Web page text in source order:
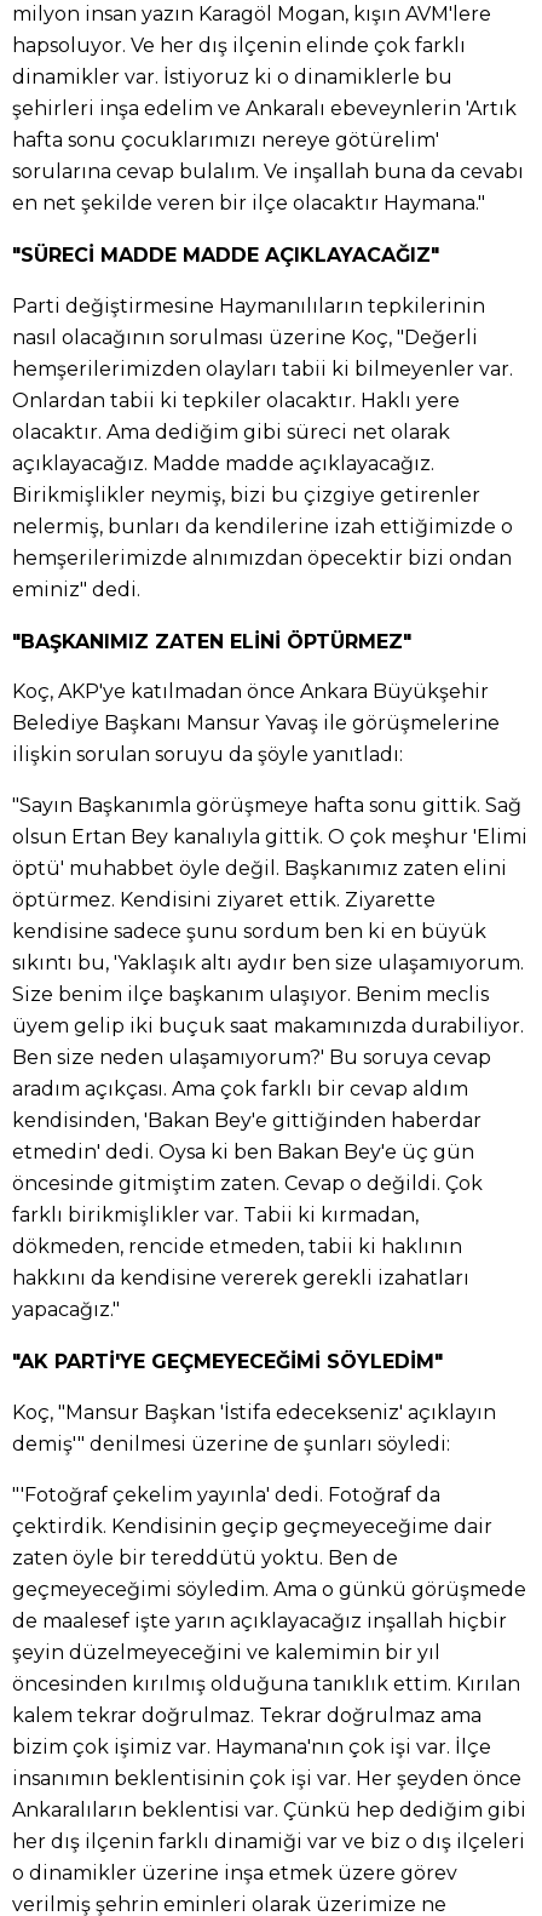
milyon insan yazın Karagöl Mogan, kışın AVM'lere
hapsoluyor. Ve her dış ilçenin elinde çok farklı
dinamikler var. İstiyoruz ki o dinamiklerle bu
şehirleri inşa edelim ve Ankaralı ebeveynlerin 'Artık
hafta sonu çocuklarımızı nereye götürelim'
sorularına cevap bulalım. Ve inşallah buna da cevabı
en net şekilde veren bir ilçe olacaktır Haymana."
"SÜRECİ MADDE MADDE AÇIKLAYACAĞIZ"
Parti değiştirmesine Haymanılıların tepkilerinin
nasıl olacağının sorulması üzerine Koç, "Değerli
hemşerilerimizden olayları tabii ki bilmeyenler var.
Onlardan tabii ki tepkiler olacaktır. Haklı yere
olacaktır. Ama dediğim gibi süreci net olarak
açıklayacağız. Madde madde açıklayacağız.
Birikmişlikler neymiş, bizi bu çizgiye getirenler
nelermiş, bunları da kendilerine izah ettiğimizde o
hemşerilerimizde alnımızdan öpecektir bizi ondan
eminiz" dedi.
"BAŞKANIMIZ ZATEN ELİNİ ÖPTÜRMEZ"
Koç, AKP'ye katılmadan önce Ankara Büyükşehir
Belediye Başkanı Mansur Yavaş ile görüşmelerine
ilişkin sorulan soruyu da şöyle yanıtladı:
"Sayın Başkanımla görüşmeye hafta sonu gittik. Sağ
olsun Ertan Bey kanalıyla gittik. O çok meşhur 'Elimi
öptü' muhabbet öyle değil. Başkanımız zaten elini
öptürmez. Kendisini ziyaret ettik. Ziyarette
kendisine sadece şunu sordum ben ki en büyük
sıkıntı bu, 'Yaklaşık altı aydır ben size ulaşamıyorum.
Size benim ilçe başkanım ulaşıyor. Benim meclis
üyem gelip iki buçuk saat makamınızda durabiliyor.
Ben size neden ulaşamıyorum?' Bu soruya cevap
aradım açıkçası. Ama çok farklı bir cevap aldım
kendisinden, 'Bakan Bey'e gittiğinden haberdar
etmedin' dedi. Oysa ki ben Bakan Bey'e üç gün
öncesinde gitmiştim zaten. Cevap o değildi. Çok
farklı birikmişlikler var. Tabii ki kırmadan,
dökmeden, rencide etmeden, tabii ki haklının
hakkını da kendisine vererek gerekli izahatları
yapacağız."
"AK PARTİ'YE GEÇMEYECEĞİMİ SÖYLEDİM"
Koç, "Mansur Başkan 'İstifa edecekseniz' açıklayın
demiş'" denilmesi üzerine de şunları söyledi:
"'Fotoğraf çekelim yayınla' dedi. Fotoğraf da
çektirdik. Kendisinin geçip geçmeyeceğime dair
zaten öyle bir tereddütü yoktu. Ben de
geçmeyeceğimi söyledim. Ama o günkü görüşmede
de maalesef işte yarın açıklayacağız inşallah hiçbir
şeyin düzelmeyeceğini ve kalemimin bir yıl
öncesinden kırılmış olduğuna tanıklık ettim. Kırılan
kalem tekrar doğrulmaz. Tekrar doğrulmaz ama
bizim çok işimiz var. Haymana'nın çok işi var. İlçe
insanımın beklentisinin çok işi var. Her şeyden önce
Ankaralıların beklentisi var. Çünkü hep dediğim gibi
her dış ilçenin farklı dinamiği var ve biz o dış ilçeleri
o dinamikler üzerine inşa etmek üzere görev
verilmiş şehrin eminleri olarak üzerimize ne